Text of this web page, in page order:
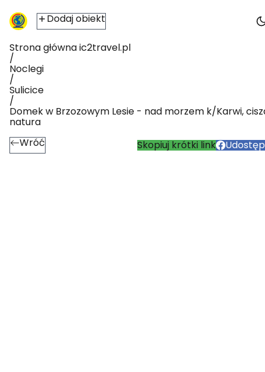
Dodaj obiekt
Strona główna ic2travel.pl
/
Noclegi
/
Sulicice
/
Domek w Brzozowym Lesie - nad morzem k/Karwi,
natura
Wróć
Skopiuj krótki link